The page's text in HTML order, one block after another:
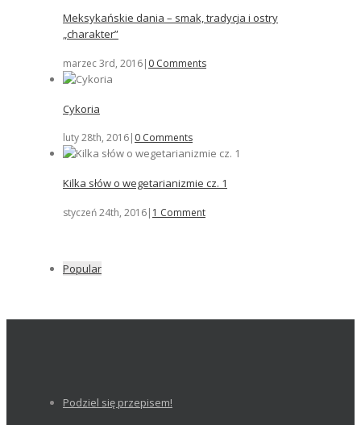
Meksykańskie dania – smak, tradycja i ostry
„charakter”
marzec 3rd, 2016| 0 Comments
Cykoria
luty 28th, 2016| 0 Comments
Kilka słów o wegetarianizmie cz. 1
styczeń 24th, 2016| 1 Comment
Popular
Podziel się przepisem!